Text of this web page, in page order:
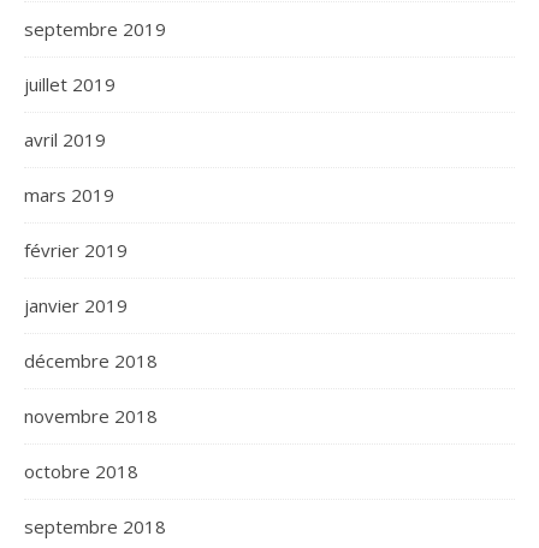
septembre 2019
juillet 2019
avril 2019
mars 2019
février 2019
janvier 2019
décembre 2018
novembre 2018
octobre 2018
septembre 2018